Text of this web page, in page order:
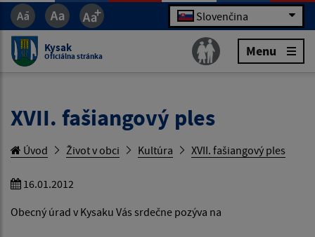
Slovenčina
Kysak
Oficiálna stránka Menu
XVII. fašiangový ples
Úvod Život v obci Kultúra XVII. fašiangový ples
16.01.2012
Obecný úrad v Kysaku Vás srdečne pozýva na